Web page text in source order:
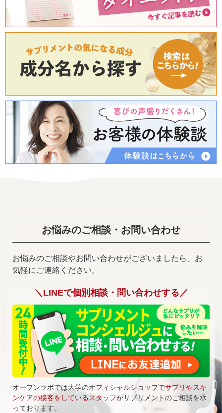
お悩みのご相談・お問い合わせ
お悩みのご相談やお問い合わせがございましたら、お
気軽にご連絡ください。
＼LINEで個別相談・問い合わせする／
オープンラボでは大学のオフィシャルショップでサプリやスキ
ンケアの接客をしているスタッフがサプリメントのご相談を承
っております。